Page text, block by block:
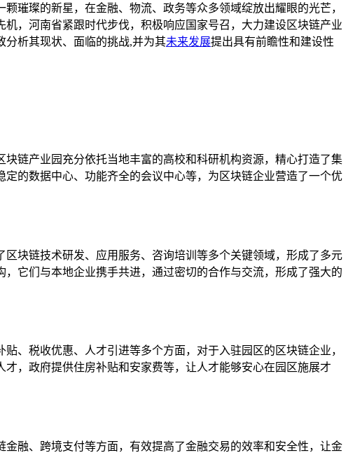
璀璨的新星，在金融、物流、政务等众多领域绽放出耀眼的光芒，
，河南省紧跟时代步伐，积极响应国家号召，大力建设区块链产业
分析其现状、面临的挑战,并为其未来发展提出具有前瞻性和建设性
链产业园充分依托当地丰富的高校和科研机构资源，精心打造了集
的数据中心、功能齐全的会议中心等，为区块链企业营造了一个优
块链技术研发、应用服务、咨询培训等多个关键领域，形成了多元
它们与本地企业携手共进，通过密切的合作与交流，形成了强大的
、税收优惠、人才引进等多个方面，对于入驻园区的区块链企业，
，政府提供住房补贴和安家费等，让人才能够安心在园区施展才
融、跨境支付等方面，有效提高了金融交易的效率和安全性，让金